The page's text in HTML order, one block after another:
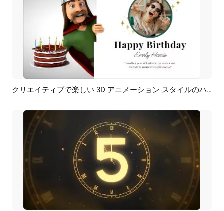
プレビュー AI再生成 クリエイティブで楽しい 3D アニメーション スタイルのハッピーバースデー カード